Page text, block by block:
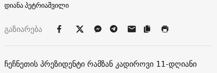
დიანა პეტრიაშვილი
გაზიარება
ჩეჩნეთის პრეზიდენტი რამზან კადიროვი 11-დღიანი